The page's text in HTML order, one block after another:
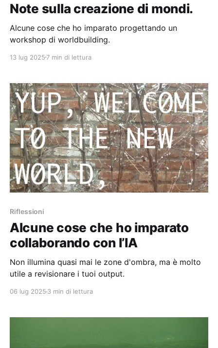
Note sulla creazione di mondi.
Alcune cose che ho imparato progettando un
workshop di worldbuilding.
13 lug 2025 7 min di lettura
Riflessioni
Alcune cose che ho imparato
collaborando con l’IA
Non illumina quasi mai le zone d'ombra, ma è molto
utile a revisionare i tuoi output.
06 lug 2025 3 min di lettura